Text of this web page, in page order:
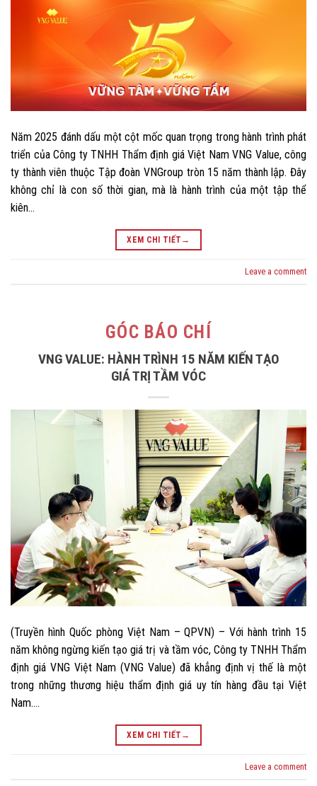
Năm 2025 đánh dấu một cột mốc quan trọng trong hành trình phát
triển của Công ty TNHH Thẩm định giá Việt Nam VNG Value, công
ty thành viên thuộc Tập đoàn VNGroup tròn 15 năm thành lập. Đây
không chỉ là con số thời gian, mà là hành trình của một tập thể
kiên…
XEM CHI TIẾT →
Leave a comment
GÓC BÁO CHÍ
VNG VALUE: HÀNH TRÌNH 15 NĂM KIẾN TẠO
GIÁ TRỊ TẦM VÓC
(Truyền hình Quốc phòng Việt Nam – QPVN) – Với hành trình 15
năm không ngừng kiến tạo giá trị và tầm vóc, Công ty TNHH Thẩm
định giá VNG Việt Nam (VNG Value) đã khẳng định vị thế là một
trong những thương hiệu thẩm định giá uy tín hàng đầu tại Việt
Nam….
XEM CHI TIẾT →
Leave a comment